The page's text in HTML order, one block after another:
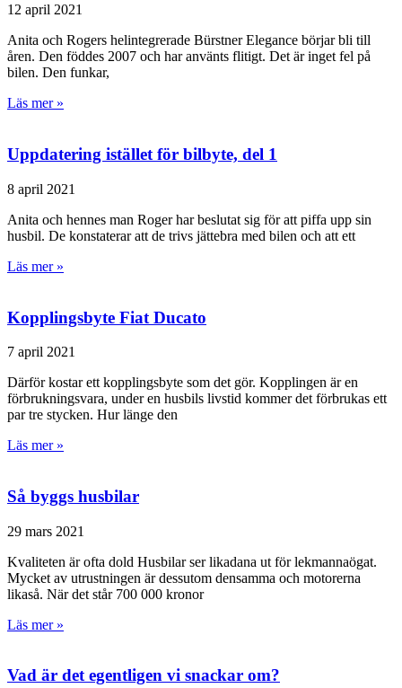
12 april 2021
Anita och Rogers helintegrerade Bürstner Elegance börjar bli till
åren. Den föddes 2007 och har använts flitigt. Det är inget fel på
bilen. Den funkar,
Läs mer »
Uppdatering istället för bilbyte, del 1
8 april 2021
Anita och hennes man Roger har beslutat sig för att piffa upp sin
husbil. De konstaterar att de trivs jättebra med bilen och att ett
Läs mer »
Kopplingsbyte Fiat Ducato
7 april 2021
Därför kostar ett kopplingsbyte som det gör. Kopplingen är en
förbrukningsvara, under en husbils livstid kommer det förbrukas ett
par tre stycken. Hur länge den
Läs mer »
Så byggs husbilar
29 mars 2021
Kvaliteten är ofta dold Husbilar ser likadana ut för lekmannaögat.
Mycket av utrustningen är dessutom densamma och motorerna
likaså. När det står 700 000 kronor
Läs mer »
Vad är det egentligen vi snackar om?